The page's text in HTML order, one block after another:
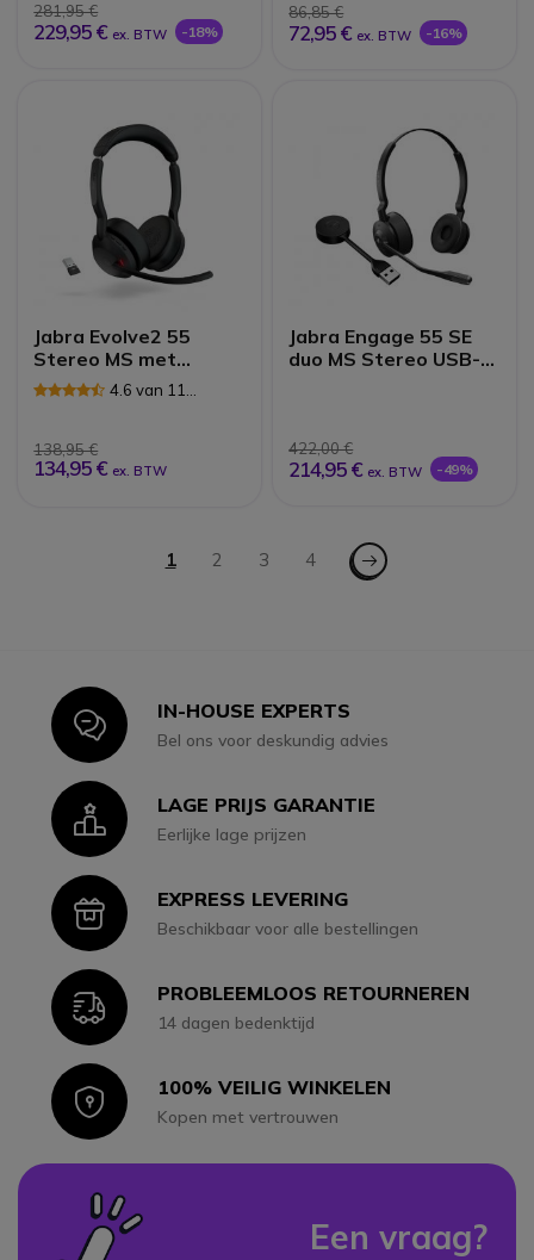
281,95 €
229,95 € ex. BTW -18%
86,85 €
72,95 € ex. BTW -16%
Jabra Evolve2 55
Stereo MS met
Link380 USB-A
Dongle
4.6 van 11
138,95 €
134,95 € ex. BTW
Jabra Engage 55 SE
duo MS Stereo USB-A
422,00 €
214,95 € ex. BTW -49%
Pagina
U lees momenteel pagina
1 Pagina
2 Pagina
3 Pagina
4 Pagina - Volgende
IconIN-HOUSE EXPERTS
Bel ons voor deskundig advies
IconLAGE PRIJS GARANTIE
Eerlijke lage prijzen
IconEXPRESS LEVERING
Beschikbaar voor alle bestellingen
IconPROBLEEMLOOS RETOURNEREN
14 dagen bedenktijd
Icon100% VEILIG WINKELEN
Kopen met vertrouwen
Een vraag?